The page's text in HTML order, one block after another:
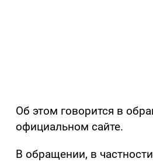
Об этом говорится в
официальном сайте.
В обращении, в